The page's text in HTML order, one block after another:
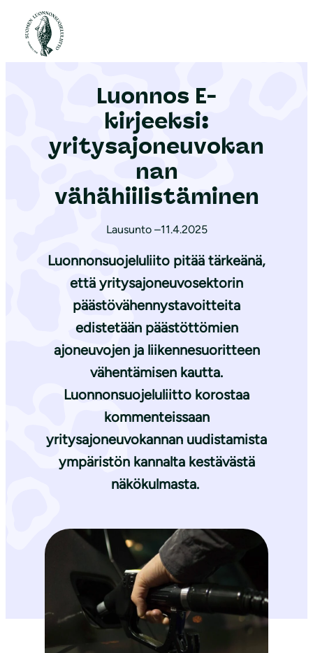
Etusivu
Luonnos E-
kirjeeksi:
yritysajoneuvokan
nan
vähähiilistäminen
Lausunto –11.4.2025
Luonnonsuojeluliito pitää tärkeänä,
että yritysajoneuvosektorin
päästövähennystavoitteita
edistetään päästöttömien
ajoneuvojen ja liikennesuoritteen
vähentämisen kautta.
Luonnonsuojeluliitto korostaa
kommenteissaan
yritysajoneuvokannan uudistamista
ympäristön kannalta kestävästä
näkökulmasta.